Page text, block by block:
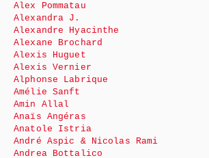
Alex Pommatau
Alexandra J.
Alexandre Hyacinthe
Alexane Brochard
Alexis Huguet
Alexis Vernier
Alphonse Labrique
Amélie Sanft
Amin Allal
Anaïs Angéras
Anatole Istria
André Aspic & Nicolas Rami
Andrea Bottalico